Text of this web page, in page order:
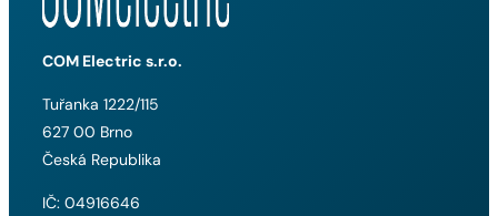
COM Electric s.r.o.
Tuřanka 1222/115
627 00 Brno
Česká Republika
IČ: 04916646